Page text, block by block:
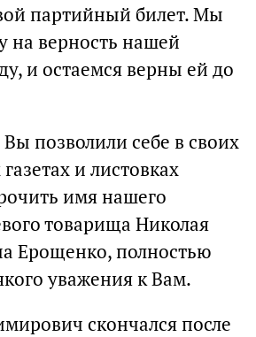
партийный билет. Мы
на верность нашей
и остаемся верны ей до
позволили себе в своих
и листовках
имя нашего
товарища Николая
Ерощенко, полностью
уважения к Вам.
скончался после